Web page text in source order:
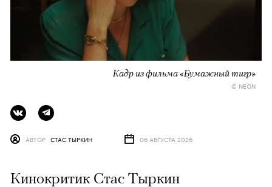
Кадр из фильма «Бумажный тигр»
© NEON
АВТОР СТАС ТЫРКИН 06 АВГУСТА 2026
Кинокритик Стас Тыркин